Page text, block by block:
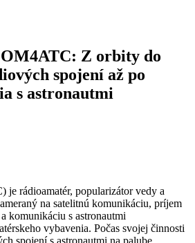
Z orbity do
spojení až po
s astronautmi
je rádioamatér, popularizátor vedy a
na satelitnú komunikáciu, príjem
komunikáciu s astronautmi
vybavenia. Počas svojej činnosti